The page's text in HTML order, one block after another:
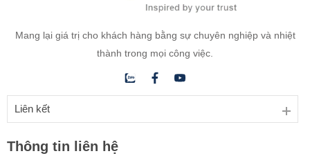
Mang lại giá trị cho khách hàng bằng sự chuyên nghiệp và nhiệt
thành trong mọi công việc.
Liên kết
Thông tin liên hệ